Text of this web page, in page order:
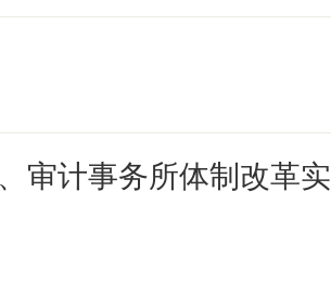
审计事务所体制改革实